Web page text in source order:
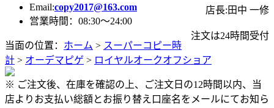
Email:copy2017@163.com
店長:田中 一修
営業時間：08:30～24:00
注文は24時間受付
当面の位置： ホーム > スーパーコピー時
計 > オーデマピゲ > ロイヤルオークオフショア
※ ご注文後、在庫を確認の上、ご注文日の12時間以内、当
店よりお支払い総額とお振り替え口座名をメールにてお知ら